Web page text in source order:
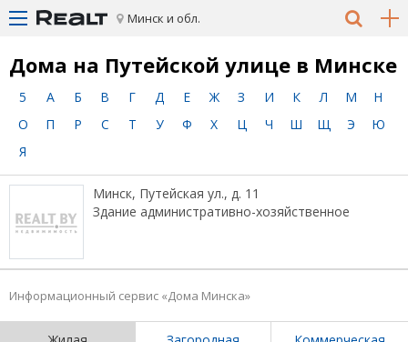
Минск и обл.
Дома на Путейской улице в Минске
5 А Б В Г Д Е Ж З И К Л М
Н
О
П Р С Т У Ф Х Ц Ч Ш Щ Э
Ю
Я
Минск, Путейская ул., д. 11
Здание административно-хозяйственное
Информационный сервис «Дома Минска»